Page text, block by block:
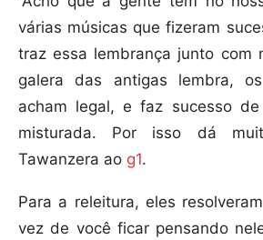
várias músicas que fizeram
traz essa lembrança junto com
galera das antigas lembra,
acham legal, e faz sucesso
misturada. Por isso dá
Tawanzera ao g1.
Para a releitura, eles
vez de você ficar pensando